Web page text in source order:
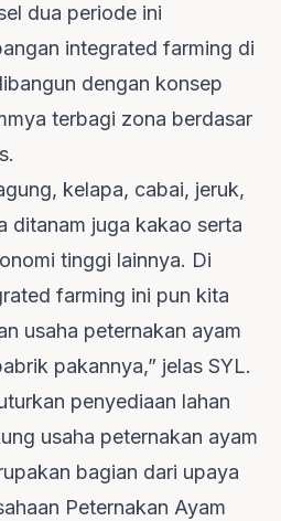
dua periode ini
integrated farming di
dengan konsep
terbagi zona berdasar
kelapa, cabai, jeruk,
ditanam juga kakao serta
tinggi lainnya. Di
farming ini pun kita
usaha peternakan ayam
pakannya,” jelas SYL.
penyediaan lahan
usaha peternakan ayam
bagian dari upaya
Peternakan Ayam